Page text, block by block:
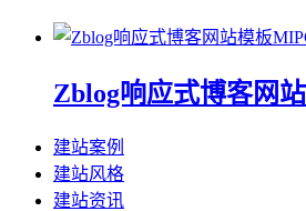
Zblog响应式博客网
建站案例
建站风格
建站资讯